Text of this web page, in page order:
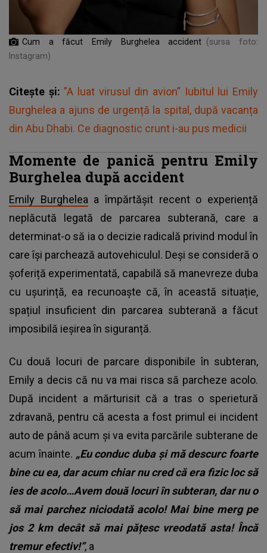
Cum a făcut Emily Burghelea accident (sursa foto:
Instagram)
Citește și:”A luat virusul din avion” Iubitul lui Emily
Burghelea a ajuns de urgență la spital, după vacanța
din Abu Dhabi. Ce diagnostic crunt i-au pus medicii
Momente de panică pentru Emily
Burghelea după accident
Emily Burghelea a împărtășit recent o experiență
neplăcută legată de parcarea subterană, care a
determinat-o să ia o decizie radicală privind modul în
care își parchează autovehiculul. Deși se consideră o
șoferiță experimentată, capabilă să manevreze duba
cu ușurință, ea recunoaște că, în această situație,
spațiul insuficient din parcarea subterană a făcut
imposibilă ieșirea în siguranță.
Cu două locuri de parcare disponibile în subteran,
Emily a decis că nu va mai risca să parcheze acolo.
După incident a mărturisit că a tras o sperietură
zdravană, pentru că acesta a fost primul ei incident
auto de până acum și va evita parcările subterane de
acum înainte. „Eu conduc duba și mă descurc foarte
bine cu ea, dar acum chiar nu cred că era fizic loc să
ies de acolo…Avem două locuri în subteran, dar nu o
să mai parchez niciodată acolo! Mai bine merg pe
jos 2 km decât să mai pățesc vreodată asta! Încă
tremur efectiv!”, a